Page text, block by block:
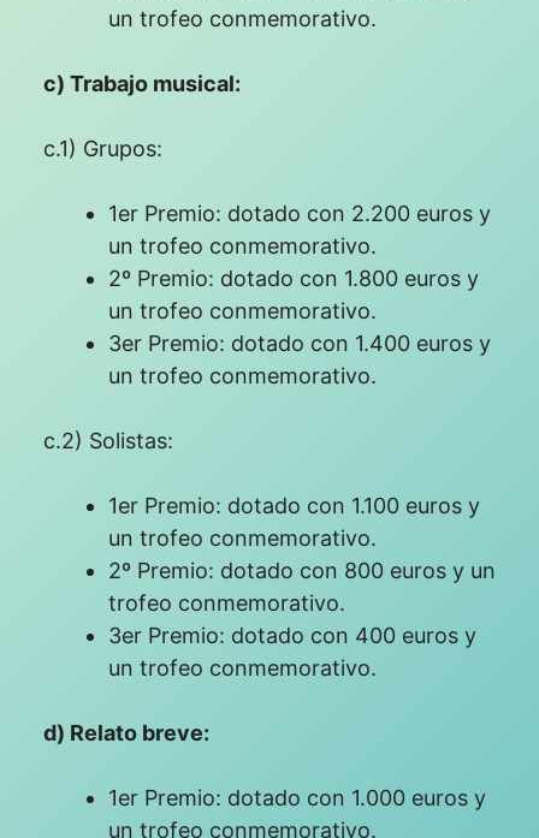
un trofeo conmemorativo.
c) Trabajo musical:
c.1) Grupos:
1er Premio: dotado con 2.200 euros y
un trofeo conmemorativo.
2º Premio: dotado con 1.800 euros y
un trofeo conmemorativo.
3er Premio: dotado con 1.400 euros y
un trofeo conmemorativo.
c.2) Solistas:
1er Premio: dotado con 1.100 euros y
un trofeo conmemorativo.
2º Premio: dotado con 800 euros y un
trofeo conmemorativo.
3er Premio: dotado con 400 euros y
un trofeo conmemorativo.
d) Relato breve:
1er Premio: dotado con 1.000 euros y
un trofeo conmemorativo.